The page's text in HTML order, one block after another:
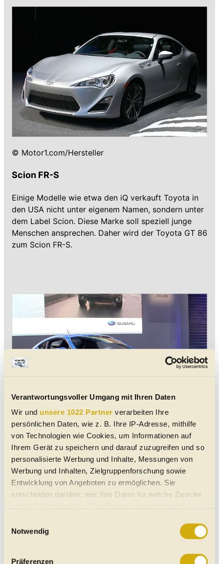
Verantwortungsvoller Umgang mit Ihren Daten
Wir und unsere 1022 Partner verarbeiten Ihre
persönlichen Daten, wie z. B. Ihre IP-Adresse, mithilfe
von Technologien wie Cookies, um Informationen auf
Ihrem Gerät zu speichern und darauf zuzugreifen und so
personalisierte Werbung und Inhalte, Messungen von
Werbung und Inhalten, Zielgruppenforschung sowie
Entwicklung von Angeboten zu ermöglichen. Sie
entscheiden darüber, wer Ihre Daten für welche Zwecke
Trigger Symbol ändern oder widerrufen
Notwendig
Präferenzen
© Motor1.com/Hersteller
Scion FR-S
Einige Modelle wie etwa den iQ verkauft Toyota in
den USA nicht unter eigenem Namen, sondern unter
dem Label Scion. Diese Marke soll speziell junge
Menschen ansprechen. Daher wird der Toyota GT 86
zum Scion FR-S.
© Motor1.com/Hersteller
Subaru BRZ
Bestandteil des japanischen Sportwagen-Trios rund
um den Toyota GT 86 und den Scion FR-S ist auch